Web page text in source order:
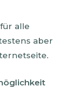
alle
aber